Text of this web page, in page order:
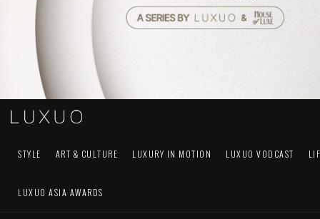
STYLE ART & CULTURE LUXURY IN MOTION LUXUO VODCAST
LUXUO ASIA AWARDS